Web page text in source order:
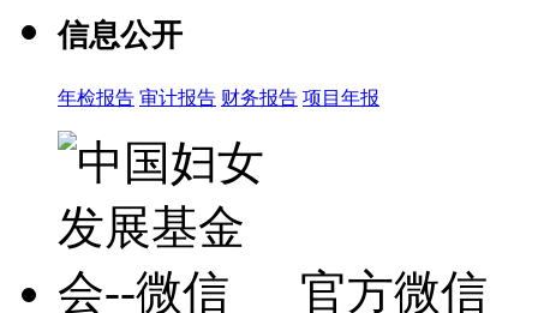
信息公开
年检报告 审计报告 财务报告 项目年报
官方微信